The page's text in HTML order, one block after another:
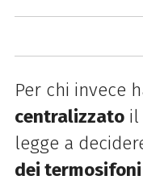
Per chi invece
centralizzatoil
legge a
dei termosifoni